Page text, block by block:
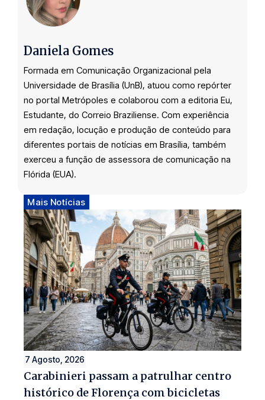
Daniela Gomes
Formada em Comunicação Organizacional pela
Universidade de Brasília (UnB), atuou como repórter
no portal Metrópoles e colaborou com a editoria Eu,
Estudante, do Correio Braziliense. Com experiência
em redação, locução e produção de conteúdo para
diferentes portais de notícias em Brasília, também
exerceu a função de assessora de comunicação na
Flórida (EUA).
Mais Notícias
7 Agosto, 2026
Carabinieri passam a patrulhar centro
histórico de Florença com bicicletas